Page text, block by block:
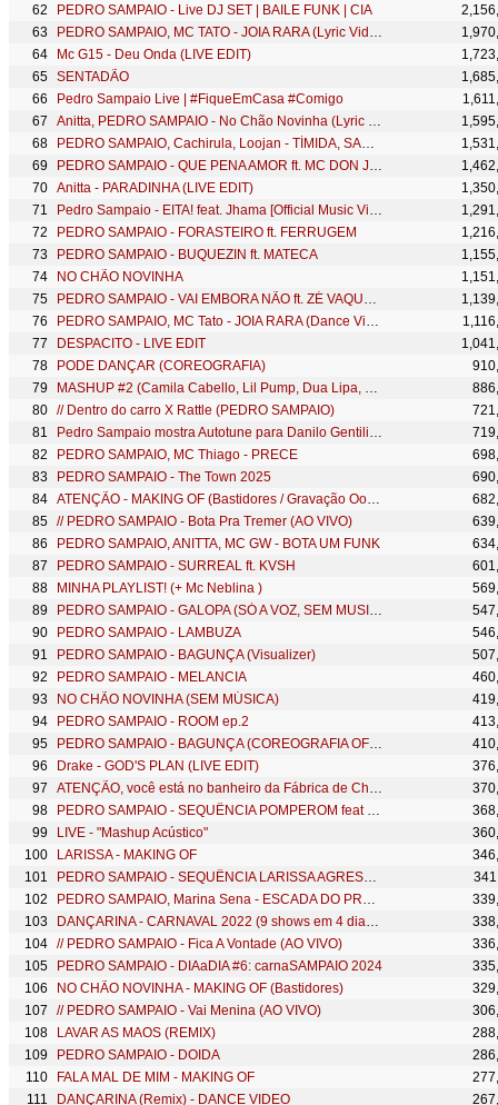
PEDRO SAMPAIO - Live DJ SET | BAILE FUNK | CIA
PEDRO SAMPAIO, MC TATO - JOIA RARA (Lyric Video)
Mc G15 - Deu Onda (LIVE EDIT)
SENTADÃO
Pedro Sampaio Live | #FiqueEmCasa​ #Comigo
Anitta, PEDRO SAMPAIO - No Chão Novinha (Lyric Video)
PEDRO SAMPAIO, Cachirula, Loojan - TÍMIDA, SANTA Y PELIGROSA
PEDRO SAMPAIO - QUE PENA AMOR ft. MC DON JUAN
Anitta - PARADINHA (LIVE EDIT)
Pedro Sampaio - EITA! feat. Jhama [Official Music Video]
PEDRO SAMPAIO - FORASTEIRO ft. FERRUGEM
PEDRO SAMPAIO - BUQUEZIN ft. MATECA
NO CHÃO NOVINHA
PEDRO SAMPAIO - VAI EMBORA NÃO ft. ZÉ VAQUEIRO
PEDRO SAMPAIO, MC Tato - JOIA RARA (Dance Video)
DESPACITO - LIVE EDIT
PODE DANÇAR (COREOGRAFIA)
MASHUP #2 (Camila Cabello, Lil Pump, Dua Lipa, Post Malone, J Balvin...)
// Dentro do carro X Rattle (PEDRO SAMPAIO)
Pedro Sampaio mostra Autotune para Danilo Gentili no The Noite
PEDRO SAMPAIO, MC Thiago - PRECE
PEDRO SAMPAIO - The Town 2025
ATENÇÃO - MAKING OF (Bastidores / Gravação Oompa-Loompa)
// PEDRO SAMPAIO - Bota Pra Tremer (AO VIVO)
PEDRO SAMPAIO, ANITTA, MC GW - BOTA UM FUNK
PEDRO SAMPAIO - SURREAL ft. KVSH
MINHA PLAYLIST! (+ Mc Neblina )
PEDRO SAMPAIO - GALOPA (SÓ A VOZ, SEM MUSICA)
PEDRO SAMPAIO - LAMBUZA
PEDRO SAMPAIO - BAGUNÇA (Visualizer)
PEDRO SAMPAIO - MELANCIA
NO CHÃO NOVINHA (SEM MÚSICA)
PEDRO SAMPAIO - ROOM ep.2
PEDRO SAMPAIO - BAGUNÇA (COREOGRAFIA OFICIAL)
Drake - GOD'S PLAN (LIVE EDIT)
ATENÇÃO, você está no banheiro da Fábrica de Chocolate enquanto Pedro e Luísa gravam o clipe!
PEDRO SAMPAIO - SEQUÊNCIA POMPEROM feat MC GW, MC Jhey, MC PR
LIVE - "Mashup Acústico"
LARISSA - MAKING OF
PEDRO SAMPAIO - SEQUÊNCIA LARISSA AGRESSIVA feat MC GW, MC Jhey, MC Nito
PEDRO SAMPAIO, Marina Sena - ESCADA DO PRÉDIO
DANÇARINA - CARNAVAL 2022 (9 shows em 4 dias)!!!
// PEDRO SAMPAIO - Fica A Vontade (AO VIVO)
PEDRO SAMPAIO - DIAaDIA #6: carnaSAMPAIO 2024
NO CHÃO NOVINHA - MAKING OF (Bastidores)
// PEDRO SAMPAIO - Vai Menina (AO VIVO)
LAVAR AS MAOS (REMIX)
PEDRO SAMPAIO - DOIDA
FALA MAL DE MIM - MAKING OF
DANÇARINA (Remix) - DANCE VIDEO